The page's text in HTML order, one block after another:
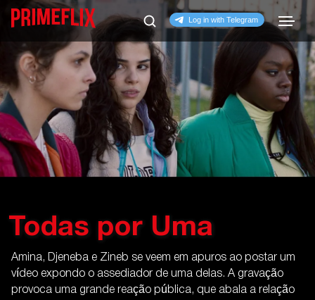
Todas por Uma
Amina, Djeneba e Zineb se veem em apuros ao postar um
vídeo expondo o assediador de uma delas. A gravação
provoca uma grande reação pública, que abala a relação